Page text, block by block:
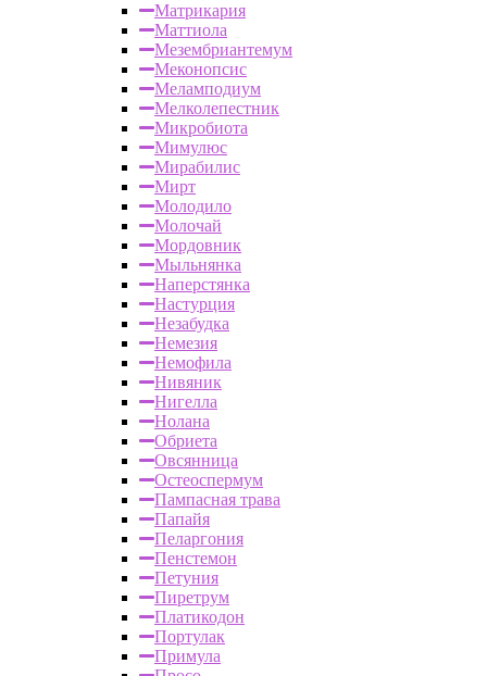
Матрикария
Маттиола
Мезембриантемум
Меконопсис
Меламподиум
Мелколепестник
Микробиота
Мимулюс
Мирабилис
Мирт
Молодило
Молочай
Мордовник
Мыльнянка
Наперстянка
Настурция
Незабудка
Немезия
Немофила
Нивяник
Нигелла
Нолана
Обриета
Овсянница
Остеоспермум
Пампасная трава
Папайя
Пеларгония
Пенстемон
Петуния
Пиретрум
Платикодон
Портулак
Примула